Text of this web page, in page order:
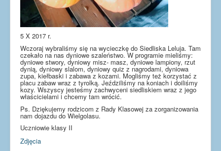
5 X 2017 r.
Wczoraj wybraliśmy się na wycieczkę do Siedliska Leluja. Tam
czekało na nas dyniowe szaleństwo. W programie mieliśmy:
dyniowe stwory, dyniowy misz- masz, dyniowe lampiony, rzut
dynią, dyniowy slalom, dyniowy quiz z nagrodami, dyniowa
zupa, kiełbaski i zabawa z kozami. Mogliśmy też korzystać z
placu zabaw wraz z tyrolką. Jeździliśmy na koniach i doiliśmy
kozy. Wszyscy jesteśmy zachwyceni siedliskiem wraz z jego
właścicielami i chcemy tam wrócić.
Ps. Dziękujemy rodzicom z Rady Klasowej za zorganizowania
nam dojazdu do Wielgolasu.
Uczniowie klasy II
Zdjęcia